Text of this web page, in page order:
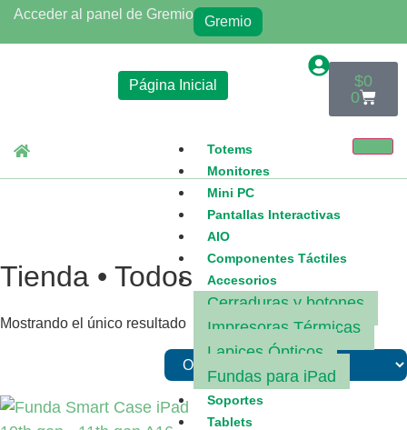
Acceder al panel de Gremio Gremio
Página Inicial $0
0
Totems
Monitores
Mini PC
Pantallas Interactivas
AIO
Componentes Táctiles
Accesorios
Cerraduras y botones
Impresoras Térmicas
Lapices Ópticos
Fundas para iPad
Soportes
Tablets
Tienda • Todos
Mostrando el único resultado